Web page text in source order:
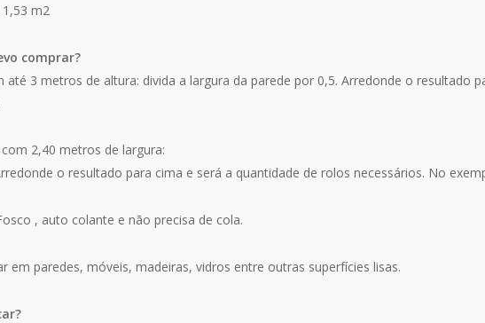
m2
comprar?
até 3 metros de altura: divida a largura da parede por 0,5. Arredonde o resultado
2,40 metros de largura:
o resultado para cima e será a quantidade de rolos necessários. No
, auto colante e não precisa de cola.
em paredes, móveis, madeiras, vidros entre outras superfícies lisas.